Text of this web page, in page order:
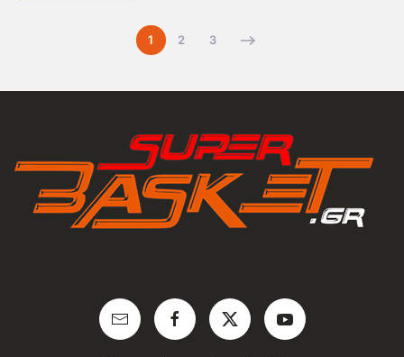
1 2 3